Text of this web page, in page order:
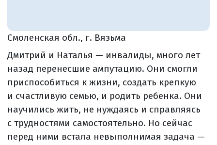
Смоленская обл., г. Вязьма
Дмитрий и Наталья — инвалиды, много лет
назад перенесшие ампутацию. Они смогли
приспособиться к жизни, создать крепкую
и счастливую семью, и родить ребенка. Они
научились жить, не нуждаясь и справляясь
с трудностями самостоятельно. Но сейчас
перед ними встала невыполнимая задача —